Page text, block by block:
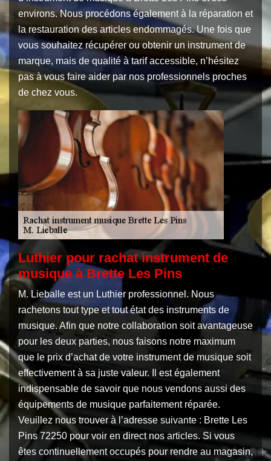
environs. Nous procédons également à la réparation et
la restauration des articles endommagés. Une fois que
vous souhaitez récupérer ou obtenir un instrument de
marque, mais de qualité à tarif accessible, n’hésitez
pas à vous faire aider par nos professionnels proches
de chez vous.
Luthier pour rachat instrument de
musique à Brette Les Pins
M. Lieballe est un Luthier professionnel. Nous
rachetons tout type et tout état des instruments de
musique. Afin que notre collaboration soit avantageuse
pour les deux parties, nous faisons notre maximum
que le prix d’achat de votre instrument de musique soit
effectivement à sa juste valeur. Il est également
indispensable de savoir que nous vendons aussi des
équipements de musique parfaitement réparée.
Veuillez nous trouver à l’adresse suivante : Brette Les
Pins 72250 pour voir en direct nos articles. Si vous
êtes continuellement occupés pour rendre au magasin,